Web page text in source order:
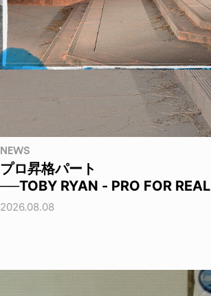
NEWS
プロ昇格パート
──TOBY RYAN - PRO FOR REAL
2026.08.08